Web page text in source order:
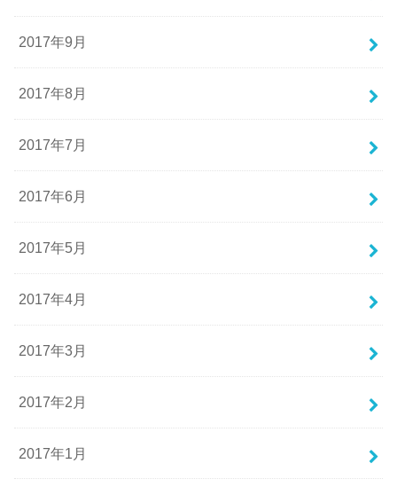
2017年9月
2017年8月
2017年7月
2017年6月
2017年5月
2017年4月
2017年3月
2017年2月
2017年1月